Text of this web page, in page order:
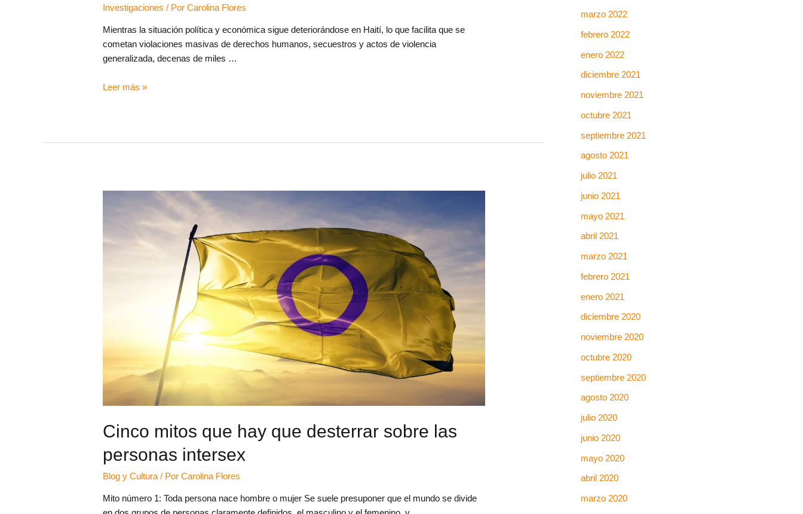
Investigaciones / PorCarolina Flores
Mientras la situación política y económica sigue deteriorándose en Haití, lo que facilita que se
cometan violaciones masivas de derechos humanos, secuestros y actos de violencia
generalizada, decenas de miles …
Leer más »
Cinco mitos que hay que desterrar sobre las
personas intersex
Blog y Cultura / PorCarolina Flores
Mito número 1: Toda persona nace hombre o mujer Se suele presuponer que el mundo se divide
marzo 2022
febrero 2022
enero 2022
diciembre 2021
noviembre 2021
octubre 2021
septiembre 2021
agosto 2021
julio 2021
junio 2021
mayo 2021
abril 2021
marzo 2021
febrero 2021
enero 2021
diciembre 2020
noviembre 2020
octubre 2020
septiembre 2020
agosto 2020
julio 2020
junio 2020
mayo 2020
abril 2020
marzo 2020